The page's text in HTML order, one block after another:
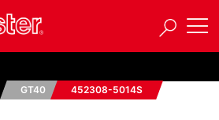
GT40 452308-5014S